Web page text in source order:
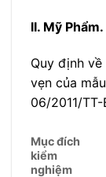
II. Mỹ Phẩm.
Quy định
vẹn của
06/2011/
Mục đích
kiểm
nghiệm